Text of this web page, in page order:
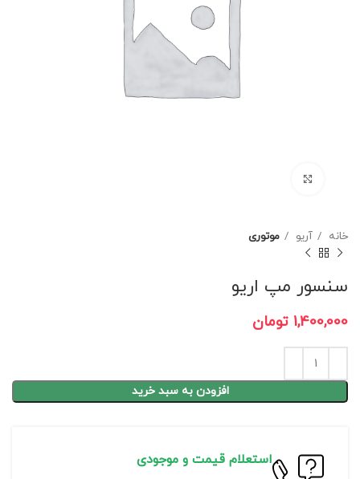
خانه آریو موتوری
سنسور مپ اریو
1,400,000 تومان
افزودن به سبد خرید
استعلام قیمت و موجودی